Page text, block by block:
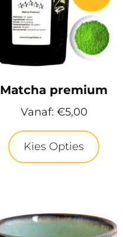
Matcha premium
Vanaf: €5,00
Kies Opties